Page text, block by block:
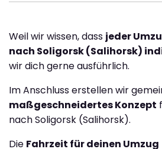
Weil wir wissen, dass jeder
nach Soligorsk (Salihorsk)
wir dich gerne ausführlich.
Im Anschluss erstellen wir
maßgeschneidertes Konzept
nach Soligorsk (Salihorsk).
Die Fahrzeit für deinen Umzug